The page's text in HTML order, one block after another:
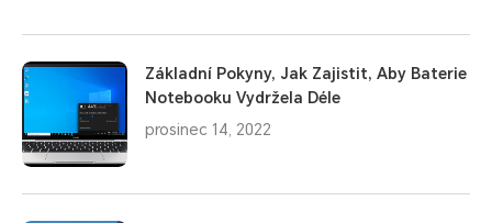
Základní Pokyny, Jak Zajistit, Aby Baterie
Notebooku Vydržela Déle
prosinec 14, 2022